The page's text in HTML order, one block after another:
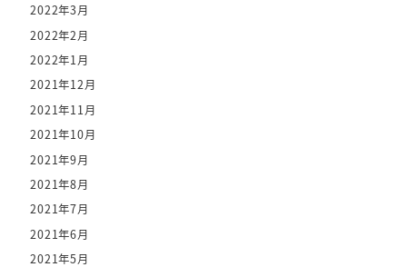
2022年3月
2022年2月
2022年1月
2021年12月
2021年11月
2021年10月
2021年9月
2021年8月
2021年7月
2021年6月
2021年5月